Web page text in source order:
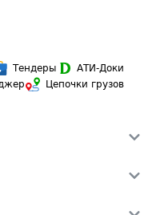
Тендеры
АТИ-Доки
Цепочки грузов